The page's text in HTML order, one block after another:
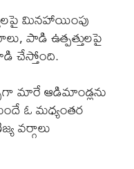
మినహాయింపు
పాడి ఉత్పత్తులపై
చేస్తోంది.
మారే ఆడిమాండ్లను
ఓ మధ్యంతర
వర్గాలు